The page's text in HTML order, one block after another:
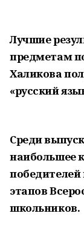
Лучшие
предметам
Халикова
«русский
Среди
наибольшее
победителей
этапов
школьников.